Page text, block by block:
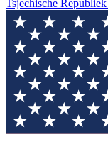
Tsjechische Republiek